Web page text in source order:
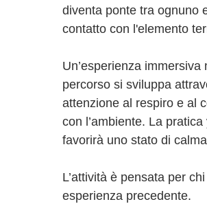
diventa ponte tra ognuno
contatto con l'elemento
Un’esperienza
percorso si sviluppa
attenzione al respiro e al
con l’ambiente. La
favorirà uno stato di
L’attività è pensata per
esperienza precedente.